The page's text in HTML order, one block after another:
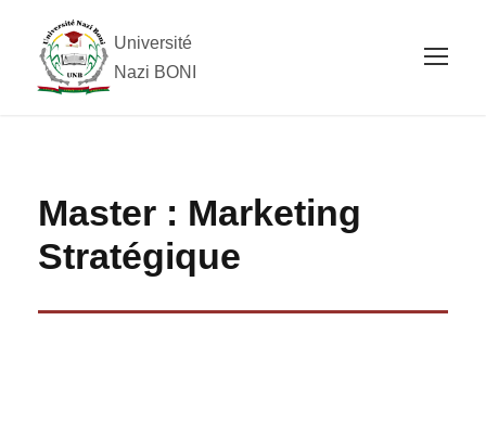
Université
Nazi BONI
Master : Marketing
Stratégique